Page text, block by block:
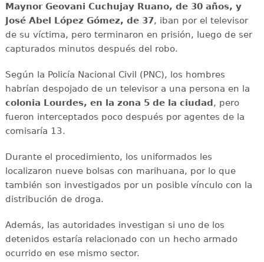
Maynor Geovani Cuchujay Ruano, de 30 años, y
José Abel López Gómez, de 37, iban por el televisor
de su víctima, pero terminaron en prisión, luego de ser
capturados minutos después del robo.
Según la Policía Nacional Civil (PNC), los hombres
habrían despojado de un televisor a una persona en la
colonia Lourdes, en la zona 5 de la ciudad, pero
fueron interceptados poco después por agentes de la
comisaría 13.
Durante el procedimiento, los uniformados les
localizaron nueve bolsas con marihuana, por lo que
también son investigados por un posible vínculo con la
distribución de droga.
Además, las autoridades investigan si uno de los
detenidos estaría relacionado con un hecho armado
ocurrido en ese mismo sector.